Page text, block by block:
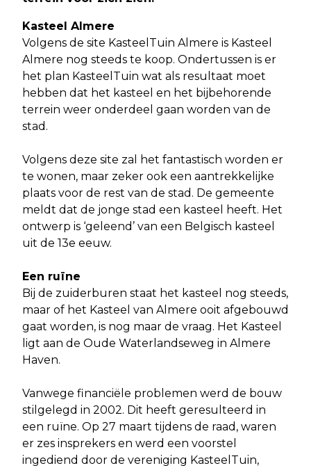
Kasteel Almere
Volgens de site KasteelTuin Almere is Kasteel
Almere nog steeds te koop. Ondertussen is er
het plan KasteelTuin wat als resultaat moet
hebben dat het kasteel en het bijbehorende
terrein weer onderdeel gaan worden van de
stad.
Volgens deze site zal het fantastisch worden er
te wonen, maar zeker ook een aantrekkelijke
plaats voor de rest van de stad. De gemeente
meldt dat de jonge stad een kasteel heeft. Het
ontwerp is ‘geleend’ van een Belgisch kasteel
uit de 13e eeuw.
Een ruïne
Bij de zuiderburen staat het kasteel nog steeds,
maar of het Kasteel van Almere ooit afgebouwd
gaat worden, is nog maar de vraag. Het Kasteel
ligt aan de Oude Waterlandseweg in Almere
Haven.
Vanwege financiële problemen werd de bouw
stilgelegd in 2002. Dit heeft geresulteerd in
een ruïne. Op 27 maart tijdens de raad, waren
er zes insprekers en werd een voorstel
ingediend door de vereniging KasteelTuin,